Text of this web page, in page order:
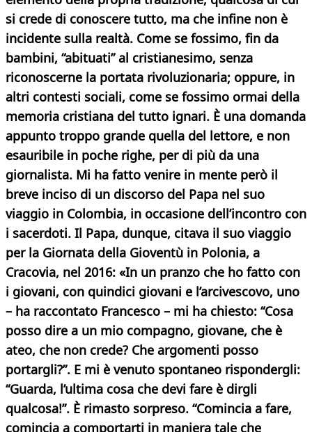
si crede di conoscere tutto, ma che infine non è
incidente sulla realtà. Come se fossimo, fin da
bambini, “abituati” al cristianesimo, senza
riconoscerne la portata rivoluzionaria; oppure, in
altri contesti sociali, come se fossimo ormai della
memoria cristiana del tutto ignari. È una domanda
appunto troppo grande quella del lettore, e non
esauribile in poche righe, per di più da una
giornalista. Mi ha fatto venire in mente però il
breve inciso di un discorso del Papa nel suo
viaggio in Colombia, in occasione dell’incontro con
i sacerdoti. Il Papa, dunque, citava il suo viaggio
per la Giornata della Gioventù in Polonia, a
Cracovia, nel 2016: «In un pranzo che ho fatto con
i giovani, con quindici giovani e l’arcivescovo, uno
– ha raccontato Francesco – mi ha chiesto: “Cosa
posso dire a un mio compagno, giovane, che è
ateo, che non crede? Che argomenti posso
portargli?”. E mi è venuto spontaneo rispondergli:
“Guarda, l’ultima cosa che devi fare è dirgli
qualcosa!”. È rimasto sorpreso. “Comincia a fare,
comincia a comportarti in maniera tale che